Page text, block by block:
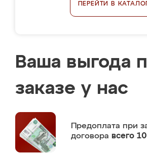
ПЕРЕЙТИ В
Ваша выгода
заказе у нас
Предоплата при
договора всего